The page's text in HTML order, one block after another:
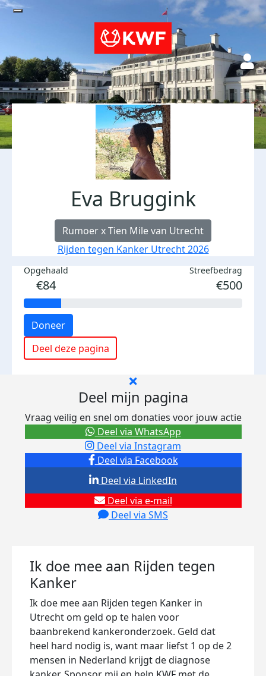
Eva Bruggink
Rumoer x Tien Mile van Utrecht
Rijden tegen Kanker Utrecht 2026
Opgehaald
€84
Streefbedrag
€500
Doneer
Deel deze pagina
Deel mijn pagina
Vraag veilig en snel om donaties voor jouw actie
Deel via Facebook
Deel via Instagram
Deel via e-mail
Deel via SMS
Deel via LinkedIn
Deel via WhatsApp
Ik doe mee aan Rijden tegen
Kanker
Ik doe mee aan Rijden tegen Kanker in
Utrecht om geld op te halen voor
baanbrekend kankeronderzoek. Geld dat
heel hard nodig is, want maar liefst 1 op de 2
mensen in Nederland krijgt de diagnose